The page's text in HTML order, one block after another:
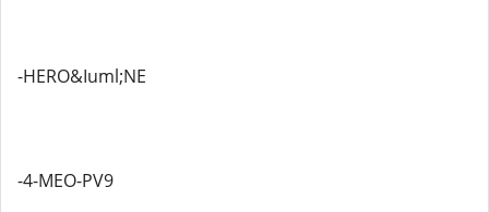
-HERO&Iuml;NE
-4-MEO-PV9